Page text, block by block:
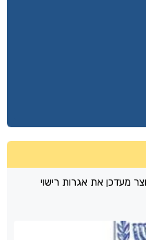
משרד האוצר מעדכן את אגרות רישוי